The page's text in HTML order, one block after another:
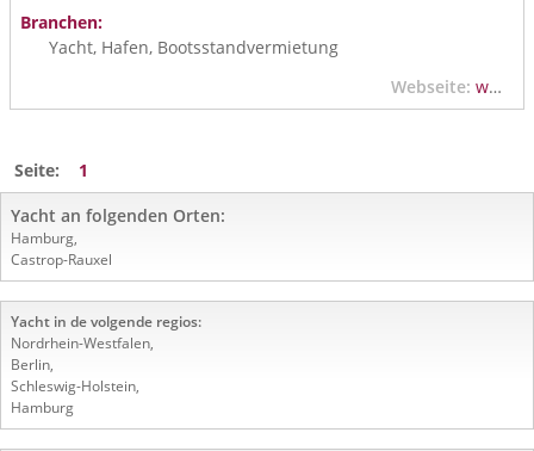
Branchen:
Yacht, Hafen, Bootsstandvermietung
Webseite: www.wassersportzentrum.de
Seite:
1
Yacht an folgenden Orten:
Hamburg,
Castrop-Rauxel
Yacht in de volgende regios:
Nordrhein-Westfalen,
Berlin,
Schleswig-Holstein,
Hamburg